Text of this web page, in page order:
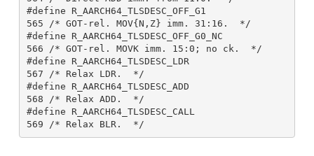
#define R_AARCH64_TLSDESC_OFF_G1
565 /* GOT-rel. MOV{N,Z} imm. 31:16.  */
#define R_AARCH64_TLSDESC_OFF_G0_NC
566 /* GOT-rel. MOVK imm. 15:0; no ck.  */
#define R_AARCH64_TLSDESC_LDR
567 /* Relax LDR.  */
#define R_AARCH64_TLSDESC_ADD
568 /* Relax ADD.  */
#define R_AARCH64_TLSDESC_CALL